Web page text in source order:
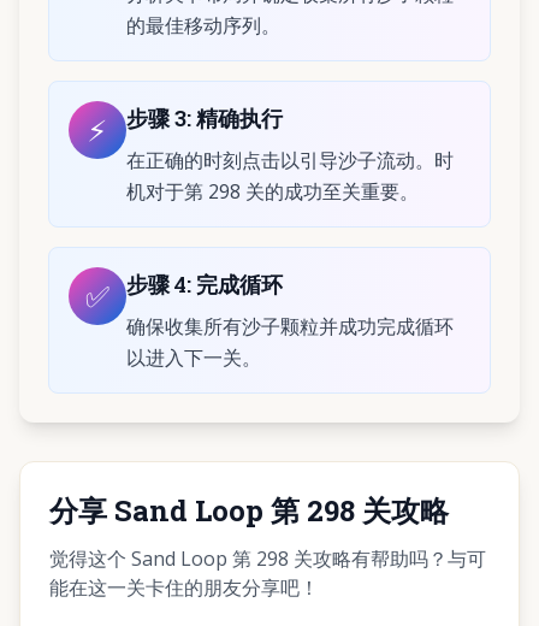
的最佳移动序列。
⚡ 步骤3:精确执行
在正确的时刻点击以引导沙子流动。时
机对于第 298 关的成功至关重要。
✅ 步骤4: 完成循环
确保收集所有沙子颗粒并成功完成循环
以进入下一关。
分享 Sand Loop 第 298 关攻略
觉得这个 Sand Loop 第 298 关攻略有帮助吗？与可
能在这一关卡住的朋友分享吧！